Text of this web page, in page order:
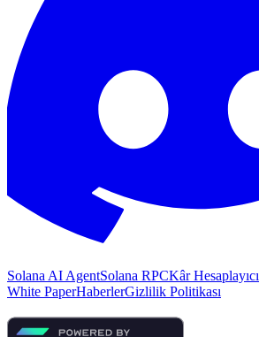
Solana AI AgentSolana RPCKâr Hesaplayıcı
White PaperHaberlerGizlilik Politikası